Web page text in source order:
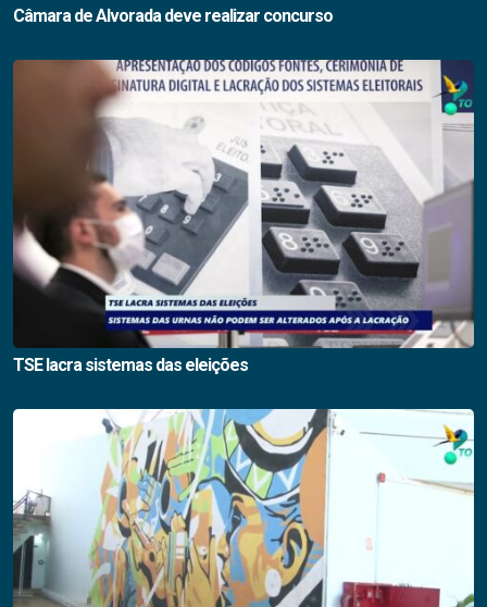
Câmara de Alvorada deve realizar concurso
TSE lacra sistemas das eleições